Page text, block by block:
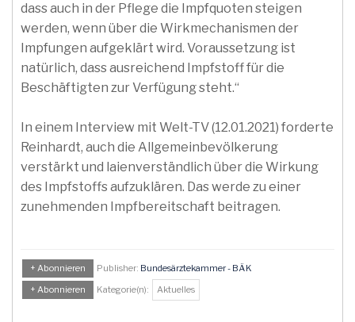
dass auch in der Pflege die Impfquoten steigen
werden, wenn über die Wirkmechanismen der
Impfungen aufgeklärt wird. Voraussetzung ist
natürlich, dass ausreichend Impfstoff für die
Beschäftigten zur Verfügung steht.“
In einem Interview mit Welt-TV (12.01.2021) forderte
Reinhardt, auch die Allgemeinbevölkerung
verstärkt und laienverständlich über die Wirkung
des Impfstoffs aufzuklären. Das werde zu einer
zunehmenden Impfbereitschaft beitragen.
+ Abonnieren Publisher: Bundesärztekammer - BÄK
+ Abonnieren
Kategorie(n): Aktuelles